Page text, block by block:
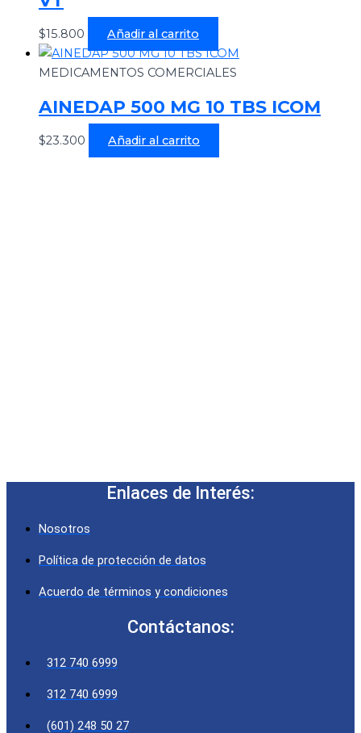
$15.800 Añadir al carrito
MEDICAMENTOS COMERCIALES
AINEDAP 500 MG 10 TBS ICOM
$23.300 Añadir al carrito
Enlaces de Interés:
Nosotros
Política de protección de datos
Acuerdo de términos y condiciones
Contáctanos:
312 740 6999
312 740 6999
(601) 248 50 27